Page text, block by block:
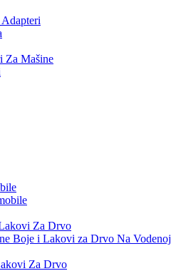
Za Mašine
Za Drvo
Boje i Lakovi za Drvo Na Vodenoj
Za Drvo